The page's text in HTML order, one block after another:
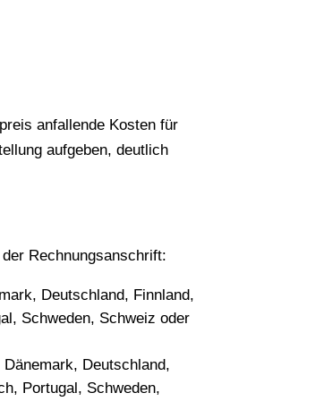
anfallende Kosten für
aufgeben, deutlich
Rechnungsanschrift:
Deutschland, Finnland,
Schweden, Schweiz oder
Deutschland,
Portugal, Schweden,